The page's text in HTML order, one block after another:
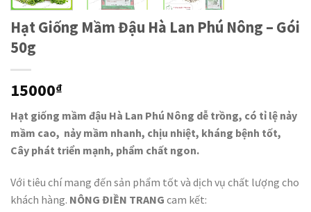
Hạt Giống Mầm Đậu Hà Lan Phú Nông – Gói
50g
15000₫
Hạt giống mầm đậu Hà Lan Phú Nông dễ trồng, có tỉ lệ nảy
mầm cao, nảy mầm nhanh, chịu nhiệt, kháng bệnh tốt,
Cây phát triển mạnh, phẩm chất ngon.
Với tiêu chí mang đến sản phẩm tốt và dịch vụ chất lượng cho
khách hàng. NÔNG ĐIỀN TRANG cam kết: